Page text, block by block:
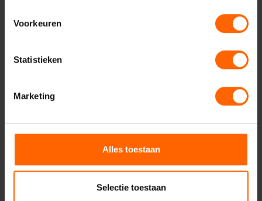
Voorkeuren
Statistieken
Marketing
Alles toestaan
Selectie toestaan
Contact met VVD
Nijmegen